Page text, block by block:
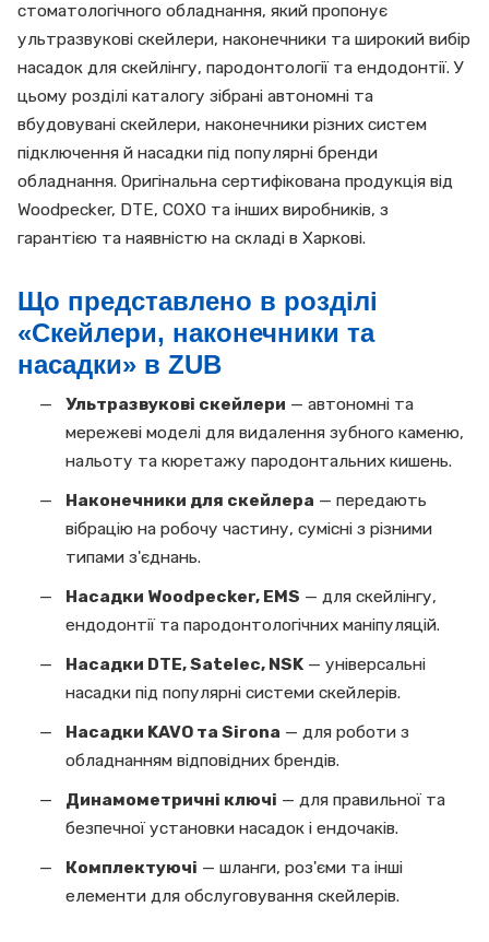
стоматологічного обладнання, який пропонує
ультразвукові скейлери, наконечники та широкий вибір
насадок для скейлінгу, пародонтології та ендодонтії. У
цьому розділі каталогу зібрані автономні та
вбудовувані скейлери, наконечники різних систем
підключення й насадки під популярні бренди
обладнання. Оригінальна сертифікована продукція від
Woodpecker, DTE, COXO та інших виробників, з
гарантією та наявністю на складі в Харкові.
Що представлено в розділі
«Скейлери, наконечники та
насадки» в ZUB
Ультразвукові скейлери — автономні та
мережеві моделі для видалення зубного каменю,
нальоту та кюретажу пародонтальних кишень.
Наконечники для скейлера — передають
вібрацію на робочу частину, сумісні з різними
типами з'єднань.
Насадки Woodpecker, EMS — для скейлінгу,
ендодонтії та пародонтологічних маніпуляцій.
Насадки DTE, Satelec, NSK — універсальні
насадки під популярні системи скейлерів.
Насадки KAVO та Sirona — для роботи з
обладнанням відповідних брендів.
Динамометричні ключі — для правильної та
безпечної установки насадок і ендочаків.
Комплектуючі — шланги, роз'єми та інші
елементи для обслуговування скейлерів.